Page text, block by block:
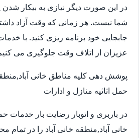
در این صورت دیگر نیازی به بیکار
شما نیست. هر زمانی که وقت آزاد
جابجایی خود برنامه ریزی کنید. با
عزیزان از اتلاف وقت جلوگیری می
پوشش دهی کلیه مناطق خانی
حمل اثاثیه منازل و ادارات
در باربری و اتوبار رضایت بار خدمات
خانی آباد,منطقه خانی آباد را در تمام